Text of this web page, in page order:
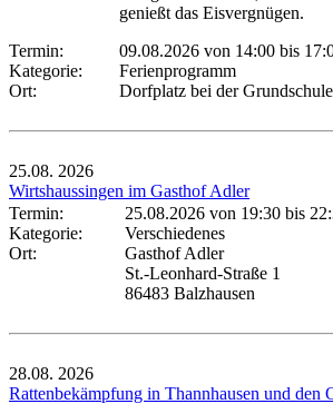
genießt das Eisvergnügen.
Termin:
09.08.2026 von 14:00 bis
Kategorie:
Ferienprogramm
Ort:
Dorfplatz bei der
25.08. 2026
Wirtshaussingen im Gasthof Adler
Termin:
25.08.2026 von 19:30 bis
Kategorie:
Verschiedenes
Ort:
Gasthof Adler
St.-Leonhard-Straße 1
86483 Balzhausen
28.08. 2026
Rattenbekämpfung in Thannhausen und den